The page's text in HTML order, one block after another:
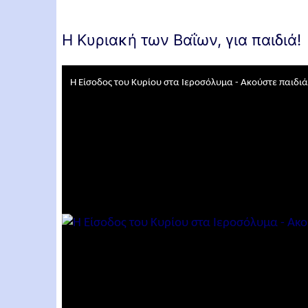
Η Κυριακή των Βαΐων, για παιδιά!
H Είσοδος του Κυρίου στα Ιεροσόλυμα - Ακούστε